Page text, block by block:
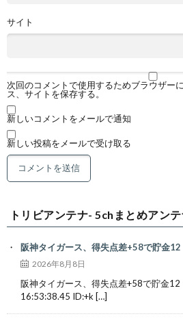
サイト
次回のコメントで使用するためブラウザー
ス、サイトを保存する。
新しいコメントをメールで通知
新しい投稿をメールで受け取る
トリビアンテナ- 5chまとめアン
阪神タイガース、得失点差+58で貯金12
2026年8月8日
阪神タイガース、得失点差+58で貯金
16:53:38.45 ID:+k […]